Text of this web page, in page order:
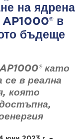
на ядрена
в
бъдеще
като
се в реална
която